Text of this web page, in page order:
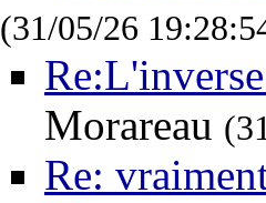
(31/05/26
Morareau
Re: